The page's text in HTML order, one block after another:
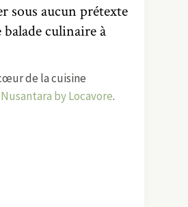
sous aucun prétexte
culinaire à
de la cuisine
Nusantara by Locavore.